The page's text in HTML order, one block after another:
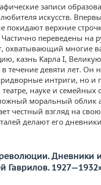
записи
искусств.
покидают верхние
переведены на
охватывающий многие
казнь Карла I,
течение девяти лет. Он
интриги, но и
науке и семейных
моральный облик
честный взгляд на
делают его
Дневники
Гаврилов.